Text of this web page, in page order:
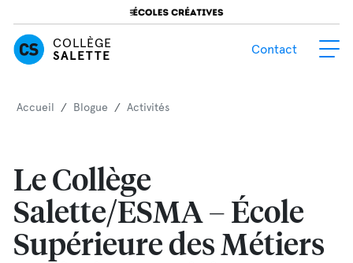
COLLÈGE
SALETTE
Contact
Accueil / Blogue / Activités
Le Collège
Salette/ESMA – École
Supérieure des Métiers